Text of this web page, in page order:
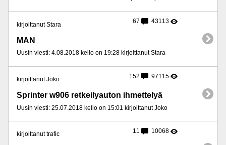
kirjoittanut Stara 67 43113
MAN
Uusin viesti: 4.08.2018 kello on 19:28 kirjoittanut Stara
kirjoittanut Joko 152 97115
Sprinter w906 retkeilyauton ihmettelyä
Uusin viesti: 25.07.2018 kello on 15:01 kirjoittanut Joko
kirjoittanut trafic 11 10068